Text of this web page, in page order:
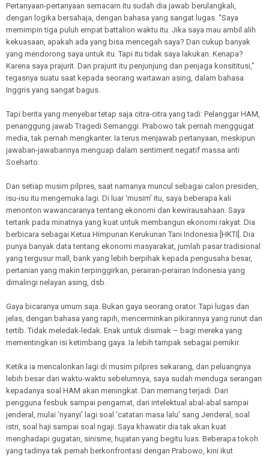
Pertanyaan-pertanyaan semacam itu sudah dia jawab berulangkali,
dengan logika bersahaja, dengan bahasa yang sangat lugas. “Saya
memimpin tiga puluh empat battalion waktu itu. Jika saya mau ambil alih
kekuasaan, apakah ada yang bisa mencegah saya? Dan cukup banyak
yang mendorong saya untuk itu. Tapi itu tidak saya lakukan. Kenapa?
Karena saya prajurit. Dan prajurit itu penjunjung dan penjaga konsititusi,”
tegasnya suatu saat kepada seorang wartawan asing, dalam bahasa
Inggris yang sangat bagus.
Tapi berita yang menyebar tetap saja citra-citra yang tadi: Pelanggar HAM,
penanggung jawab Tragedi Semanggi. Prabowo tak pernah menggugat
media, tak pernah mengkanter. Ia terus menjawab pertanyaan, meskipun
jawaban-jawabannya menguap dalam sentiment negatif massa anti
Soeharto.
Dan setiap musim pilpres, saat namanya muncul sebagai calon presiden,
isu-isu itu mengemuka lagi. Di luar ‘musim’ itu, saya beberapa kali
menonton wawancaranya tentang ekonomi dan kewirausahaan. Saya
tertarik pada minatnya yang kuat untuk membangun ekonomi rakyat. Dia
berbicara sebagai Ketua Himpunan Kerukunan Tani Indonesia [HKTI]. Dia
punya banyak data tentang ekonomi masyarakat, jumlah pasar tradisional
yang tergusur mall, bank yang lebih berpihak kepada pengusaha besar,
pertanian yang makin terpinggirkan, perairan-perairan Indonesia yang
dimalingi nelayan asing, dsb.
Gaya bicaranya umum saja. Bukan gaya seorang orator. Tapi lugas dan
jelas, dengan bahasa yang rapih, mencerminkan pikirannya yang runut dan
tertib. Tidak meledak-ledak. Enak untuk disimak – bagi mereka yang
mementingkan isi ketimbang gaya. Ia lebih tampak sebagai pemikir.
Ketika ia mencalonkan lagi di musim pilpres sekarang, dan peluangnya
lebih besar dari waktu-waktu sebelumnya, saya sudah menduga serangan
kepadanya soal HAM akan meningkat. Dan memang terjadi. Dari
pengguna fesbuk sampai pengamat, dari intelektual abal-abal sampai
jenderal, mulai ‘nyanyi’ lagi soal ‘catatan masa lalu’ sang Jenderal, soal
istri, soal haji sampai soal ngaji. Saya khawatir dia tak akan kuat
menghadapi gugatan, sinisme, hujatan yang begitu luas. Beberapa tokoh
yang tadinya tak pernah berkonfrontasi dengan Prabowo, kini ikut